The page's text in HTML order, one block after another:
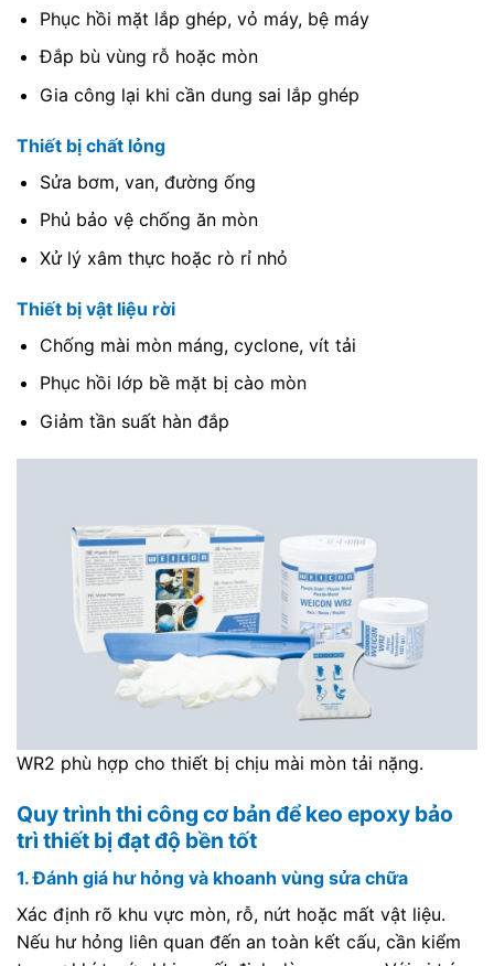
Phục hồi mặt lắp ghép, vỏ máy, bệ máy
Đắp bù vùng rỗ hoặc mòn
Gia công lại khi cần dung sai lắp ghép
Thiết bị chất lỏng
Sửa bơm, van, đường ống
Phủ bảo vệ chống ăn mòn
Xử lý xâm thực hoặc rò rỉ nhỏ
Thiết bị vật liệu rời
Chống mài mòn máng, cyclone, vít tải
Phục hồi lớp bề mặt bị cào mòn
Giảm tần suất hàn đắp
WR2 phù hợp cho thiết bị chịu mài mòn tải nặng.
Quy trình thi công cơ bản để keo epoxy bảo
trì thiết bị đạt độ bền tốt
1. Đánh giá hư hỏng và khoanh vùng sửa chữa
Xác định rõ khu vực mòn, rỗ, nứt hoặc mất vật liệu.
Nếu hư hỏng liên quan đến an toàn kết cấu, cần kiểm